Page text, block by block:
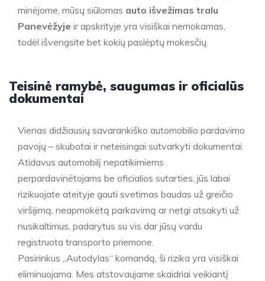
minėjome, mūsų siūlomas auto išvežimas tralu
Panevėžyje ir apskrityje yra visiškai nemokamas,
todėl išvengsite bet kokių paslėptų mokesčių.
Teisinė ramybė, saugumas ir oficialūs
dokumentai
Vienas didžiausių savarankiško automobilio pardavimo
pavojų – skubotai ir neteisingai sutvarkyti dokumentai.
Atidavus automobilį nepatikimiems
perpardavinėtojams be oficialios sutarties, jūs labai
rizikuojate ateityje gauti svetimas baudas už greičio
viršijimą, neapmokėtą parkavimą ar netgi atsakyti už
nusikaltimus, padarytus su vis dar jūsų vardu
registruota transporto priemone.
Pasirinkus „Autodylas“ komandą, ši rizika yra visiškai
eliminuojama. Mes atstovaujame skaidriai veikiantį